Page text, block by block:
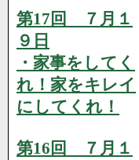
第17回 ７月１
９日
・家事をしてく
れ！家をキレイ
にしてくれ！
第16回 ７月１